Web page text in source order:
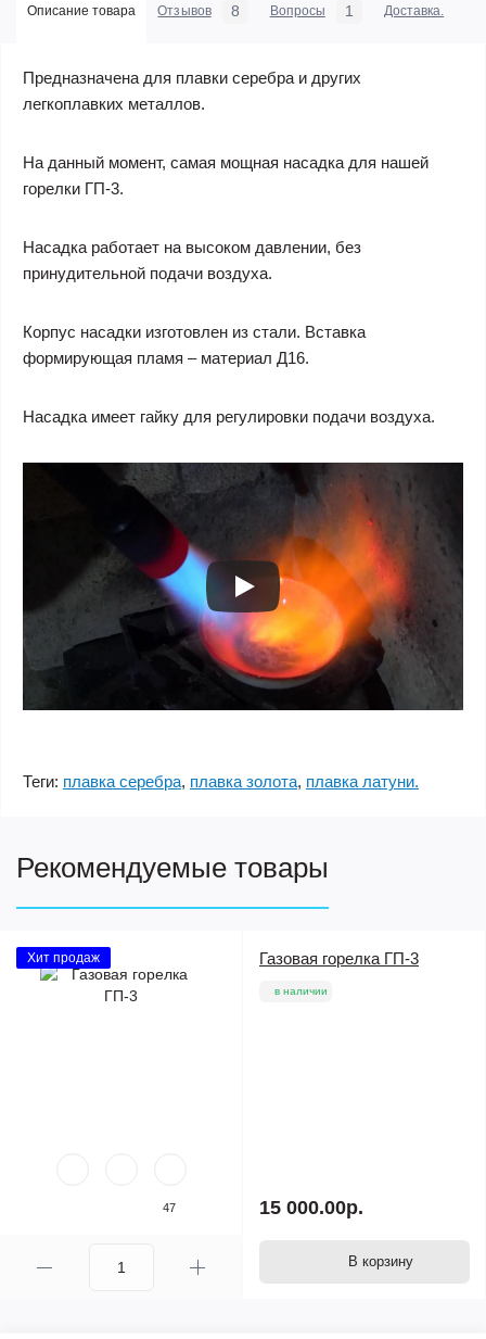
Описание товара Отзывов 8 Вопросы 1 Доставка.
Предназначена для плавки серебра и других
легкоплавких металлов.
На данный момент, самая мощная насадка для нашей
горелки ГП-3.
Насадка работает на высоком давлении, без
принудительной подачи воздуха.
Корпус насадки изготовлен из стали. Вставка
формирующая пламя – материал Д16.
Насадка имеет гайку для регулировки подачи воздуха.
Теги: плавка серебра, плавка золота, плавка латуни.
Рекомендуемые товары
Хит продаж
47
Газовая горелка ГП-3
в наличии
15 000.00р.
В корзину